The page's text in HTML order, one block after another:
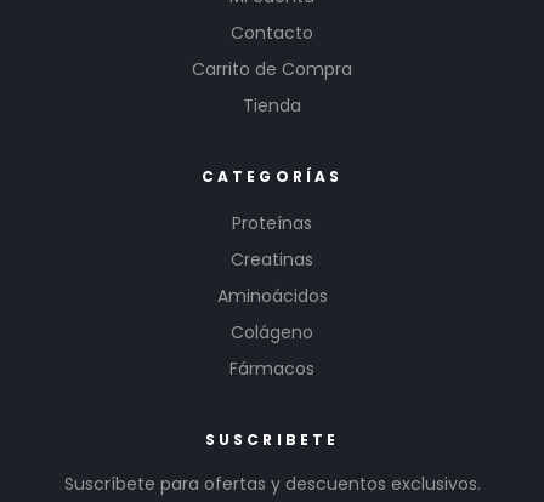
Contacto
Carrito de Compra
Tienda
CATEGORÍAS
Proteínas
Creatinas
Aminoácidos
Colágeno
Fármacos
SUSCRIBETE
Suscríbete para ofertas y descuentos exclusivos.